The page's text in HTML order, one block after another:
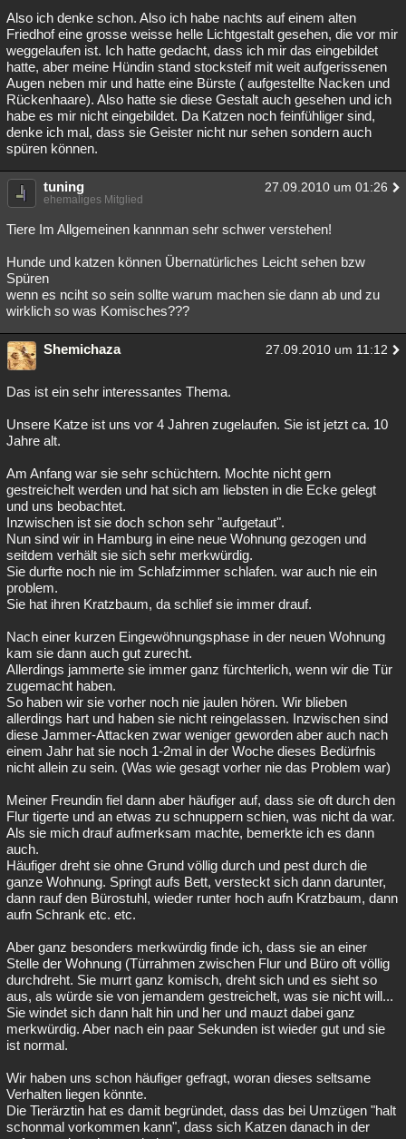
Also ich denke schon. Also ich habe nachts auf einem alten
Friedhof eine grosse weisse helle Lichtgestalt gesehen, die vor mir
weggelaufen ist. Ich hatte gedacht, dass ich mir das eingebildet
hatte, aber meine Hündin stand stocksteif mit weit aufgerissenen
Augen neben mir und hatte eine Bürste ( aufgestellte Nacken und
Rückenhaare). Also hatte sie diese Gestalt auch gesehen und ich
habe es mir nicht eingebildet. Da Katzen noch feinfühliger sind,
denke ich mal, dass sie Geister nicht nur sehen sondern auch
spüren können.
tuning 27.09.2010 um 01:26
ehemaliges Mitglied
Tiere Im Allgemeinen kannman sehr schwer verstehen!
Hunde und katzen können Übernatürliches Leicht sehen bzw
Spüren
wenn es nciht so sein sollte warum machen sie dann ab und zu
wirklich so was Komisches???
Shemichaza 27.09.2010 um 11:12
Das ist ein sehr interessantes Thema.
Unsere Katze ist uns vor 4 Jahren zugelaufen. Sie ist jetzt ca. 10
Jahre alt.
Am Anfang war sie sehr schüchtern. Mochte nicht gern
gestreichelt werden und hat sich am liebsten in die Ecke gelegt
und uns beobachtet.
Inzwischen ist sie doch schon sehr "aufgetaut".
Nun sind wir in Hamburg in eine neue Wohnung gezogen und
seitdem verhält sie sich sehr merkwürdig.
Sie durfte noch nie im Schlafzimmer schlafen. war auch nie ein
problem.
Sie hat ihren Kratzbaum, da schlief sie immer drauf.
Nach einer kurzen Eingewöhnungsphase in der neuen Wohnung
kam sie dann auch gut zurecht.
Allerdings jammerte sie immer ganz fürchterlich, wenn wir die Tür
zugemacht haben.
So haben wir sie vorher noch nie jaulen hören. Wir blieben
allerdings hart und haben sie nicht reingelassen. Inzwischen sind
diese Jammer-Attacken zwar weniger geworden aber auch nach
einem Jahr hat sie noch 1-2mal in der Woche dieses Bedürfnis
nicht allein zu sein. (Was wie gesagt vorher nie das Problem war)
Meiner Freundin fiel dann aber häufiger auf, dass sie oft durch den
Flur tigerte und an etwas zu schnuppern schien, was nicht da war.
Als sie mich drauf aufmerksam machte, bemerkte ich es dann
auch.
Häufiger dreht sie ohne Grund völlig durch und pest durch die
ganze Wohnung. Springt aufs Bett, versteckt sich dann darunter,
dann rauf den Bürostuhl, wieder runter hoch aufn Kratzbaum, dann
aufn Schrank etc. etc.
Aber ganz besonders merkwürdig finde ich, dass sie an einer
Stelle der Wohnung (Türrahmen zwischen Flur und Büro oft völlig
durchdreht. Sie murrt ganz komisch, dreht sich und es sieht so
aus, als würde sie von jemandem gestreichelt, was sie nicht will...
Sie windet sich dann halt hin und her und mauzt dabei ganz
merkwürdig. Aber nach ein paar Sekunden ist wieder gut und sie
ist normal.
Wir haben uns schon häufiger gefragt, woran dieses seltsame
Verhalten liegen könnte.
Die Tierärztin hat es damit begründet, dass das bei Umzügen "halt
schonmal vorkommen kann", dass sich Katzen danach in der